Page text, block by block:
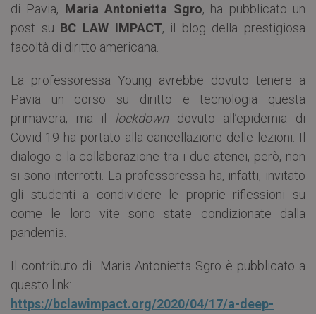
di Pavia, Maria Antonietta Sgro, ha pubblicato un
post su BC LAW IMPACT, il blog della prestigiosa
facoltà di diritto americana.
La professoressa Young avrebbe dovuto tenere a
Pavia un corso su diritto e tecnologia questa
primavera, ma il lockdown dovuto all’epidemia di
Covid-19 ha portato alla cancellazione delle lezioni. Il
dialogo e la collaborazione tra i due atenei, però, non
si sono interrotti. La professoressa ha, infatti, invitato
gli studenti a condividere le proprie riflessioni su
come le loro vite sono state condizionate dalla
pandemia.
Il contributo di Maria Antonietta Sgro è pubblicato a
questo link:
https://bclawimpact.org/2020/04/17/a-deep-